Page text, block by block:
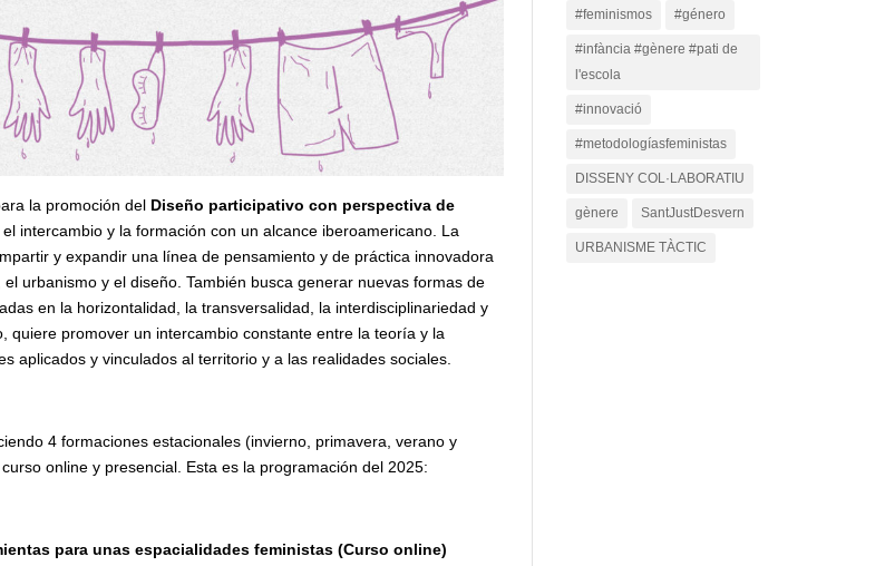
la promoción del Diseño participativo con perspectiva de
intercambio y la formación con un alcance iberoamericano. La
y expandir una línea de pensamiento y de práctica innovadora
urbanismo y el diseño. También busca generar nuevas formas de
en la horizontalidad, la transversalidad, la interdisciplinariedad y
quiere promover un intercambio constante entre la teoría y la
aplicados y vinculados al territorio y a las realidades sociales.
4 formaciones estacionales (invierno, primavera, verano y
online y presencial. Esta es la programación del 2025:
para unas espacialidades feministas (Curso online)
#feminismos #género
#infància #gènere #pati de
l'escola
#innovació
#metodologíasfeministas
DISSENY COL·LABORATIU
gènere SantJustDesvern
URBANISME TÀCTIC